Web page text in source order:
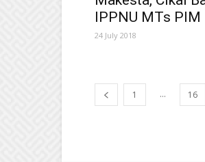
IPPNU MTs
24 July 2018
1 ... 16